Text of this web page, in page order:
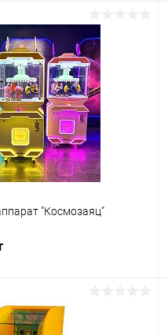
В корзину
Сравнение
В наличии
"Космозаяц"
В корзину